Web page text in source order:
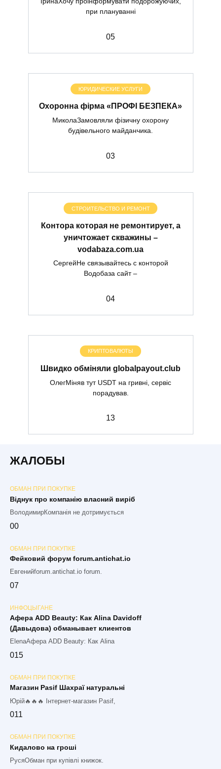
при плануванні
05
ЮРИДИЧЕСКИЕ УСЛУГИ
Охоронна фірма «ПРОФІ БЕЗПЕКА»
МиколаЗамовляли фізичну охорону
будівельного майданчика.
03
СТРОИТЕЛЬСТВО И РЕМОНТ
Контора которая не ремонтирует, а
уничтожает скважины –
vodabaza.com.ua
СергейНе связывайтесь с конторой
Водобаза сайт –
04
КРИПТОВАЛЮТЫ
Швидко обміняли globalpayout.club
ОлегМіняв тут USDT на гривні, сервіс
порадував.
13
ЖАЛОБЫ
ОБМАН ПРИ ПОКУПКЕ
Віднук про компанію власний виріб
ВолодимирКомпанія не дотримується
00
ОБМАН ПРИ ПОКУПКЕ
Фейковий форум forum.antichat.io
Евгенийforum.antichat.io forum.
07
ИНФОЦЫГАНЕ
Афера ADD Beauty: Как Alina Davidoff
(Давыдова) обманывает клиентов
ElenaАфера ADD Beauty: Как Alina
015
ОБМАН ПРИ ПОКУПКЕ
Магазин Pasif Шахраї натуральні
Юрій🔥🔥🔥 Інтернет-магазин Pasif,
011
ОБМАН ПРИ ПОКУПКЕ
Кидалово на гроші
РусяОбман при купівлі книжок.